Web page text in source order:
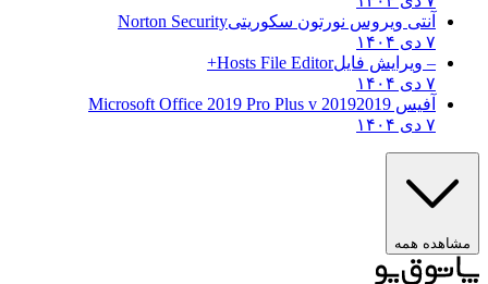
آنتی ویروس نورتون سکوریتیNorton Security
۷ دی ۱۴۰۴
– ویرایش فایلHosts File Editor+
۷ دی ۱۴۰۴
آفیس 2019 2019 Microsoft Office 2019 Pro Plus v
۷ دی ۱۴۰۴
مشاهده همه